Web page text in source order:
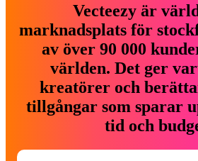
Vecteezy är
marknadsplats för
av över 90 000
världen. Det ger
kreatörer och
tillgångar som sparar
tid och